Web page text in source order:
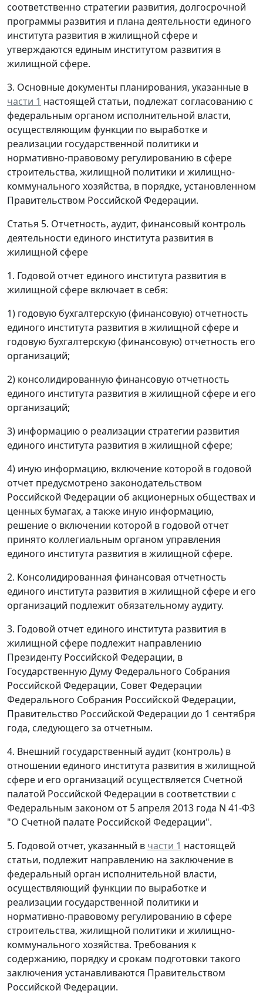
соответственно стратегии развития, долгосрочной
программы развития и плана деятельности единого
института развития в жилищной сфере и
утверждаются единым институтом развития в
жилищной сфере.
3. Основные документы планирования, указанные в
части 1 настоящей статьи, подлежат согласованию с
федеральным органом исполнительной власти,
осуществляющим функции по выработке и
реализации государственной политики и
нормативно-правовому регулированию в сфере
строительства, жилищной политики и жилищно-
коммунального хозяйства, в порядке, установленном
Правительством Российской Федерации.
Статья 5. Отчетность, аудит, финансовый контроль
деятельности единого института развития в
жилищной сфере
1. Годовой отчет единого института развития в
жилищной сфере включает в себя:
1) годовую бухгалтерскую (финансовую) отчетность
единого института развития в жилищной сфере и
годовую бухгалтерскую (финансовую) отчетность его
организаций;
2) консолидированную финансовую отчетность
единого института развития в жилищной сфере и его
организаций;
3) информацию о реализации стратегии развития
единого института развития в жилищной сфере;
4) иную информацию, включение которой в годовой
отчет предусмотрено законодательством
Российской Федерации об акционерных обществах и
ценных бумагах, а также иную информацию,
решение о включении которой в годовой отчет
принято коллегиальным органом управления
единого института развития в жилищной сфере.
2. Консолидированная финансовая отчетность
единого института развития в жилищной сфере и его
организаций подлежит обязательному аудиту.
3. Годовой отчет единого института развития в
жилищной сфере подлежит направлению
Президенту Российской Федерации, в
Государственную Думу Федерального Собрания
Российской Федерации, Совет Федерации
Федерального Собрания Российской Федерации,
Правительство Российской Федерации до 1 сентября
года, следующего за отчетным.
4. Внешний государственный аудит (контроль) в
отношении единого института развития в жилищной
сфере и его организаций осуществляется Счетной
палатой Российской Федерации в соответствии с
Федеральным законом от 5 апреля 2013 года N 41-ФЗ
"О Счетной палате Российской Федерации".
5. Годовой отчет, указанный в части 1 настоящей
статьи, подлежит направлению на заключение в
федеральный орган исполнительной власти,
осуществляющий функции по выработке и
реализации государственной политики и
нормативно-правовому регулированию в сфере
строительства, жилищной политики и жилищно-
коммунального хозяйства. Требования к
содержанию, порядку и срокам подготовки такого
заключения устанавливаются Правительством
Российской Федерации.